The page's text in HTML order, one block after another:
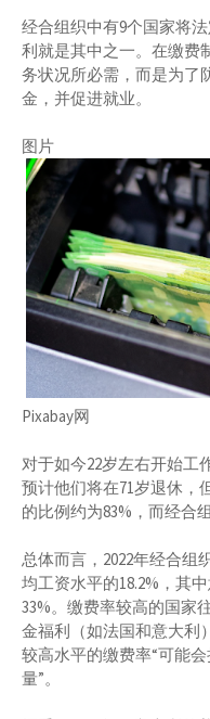
经合组织中有9个国家将
利就是其中之一。在缴费
务状况所必需，而是为了
金，并促进就业。
图片
Pixabay网
对于如今22岁左右开始工
预计他们将在71岁退休，
的比例约为83%，而经合
总体而言，2022年经合组
均工资水平的18.2%，其
33%。缴费率较高的国家
金福利（如法国和意大利
较高水平的缴费率“可能
量”。